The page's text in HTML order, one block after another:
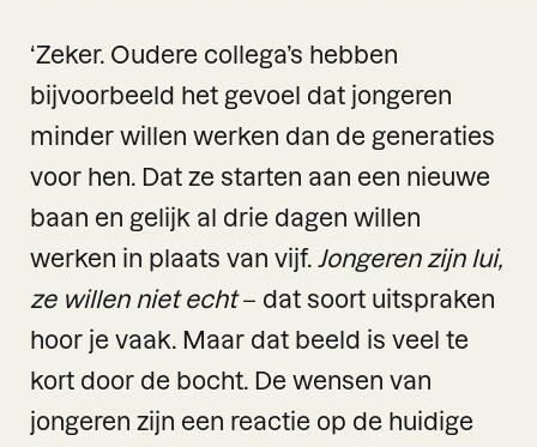
‘Zeker. Oudere collega’s hebben
bijvoorbeeld het gevoel dat jongeren
minder willen werken dan de generaties
voor hen. Dat ze starten aan een nieuwe
baan en gelijk al drie dagen willen
werken in plaats van vijf. Jongeren zijn lui,
ze willen niet echt– dat soort uitspraken
hoor je vaak. Maar dat beeld is veel te
kort door de bocht. De wensen van
jongeren zijn een reactie op de huidige